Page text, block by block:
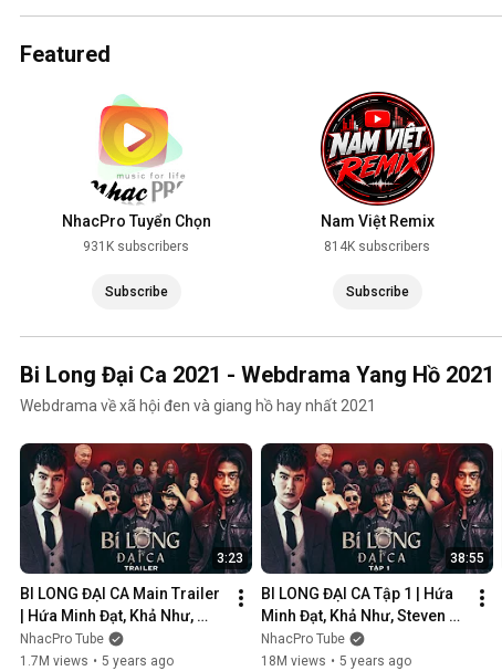
Featured
NhacPro Tuyển Chọn
931K subscribers
Subscribe
Nam Việt Remix
814K subscribers
Subscribe
Bi Long Đại Ca 2021 - Webdrama Yang Hồ 2021
Webdrama về xã hội đen và giang hồ hay nhất 2021
3:23
BI LONG ĐẠI CA Main Trailer
| Hứa Minh Đạt, Khả Như,
Steven Nguyễn, Lợi Trần |
Webdrama Yang Hồ 2021
NhacPro Tube
1.7M views • 5 years ago
38:55
BI LONG ĐẠI CA Tập 1 | Hứa
Minh Đạt, Khả Như, Steven
Nguyễn, Lợi Trần |
Webdrama Yang Hồ 2021
NhacPro Tube
18M views • 5 years ago